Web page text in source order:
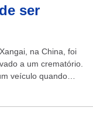
ser
na China, foi
a um crematório.
veículo quando